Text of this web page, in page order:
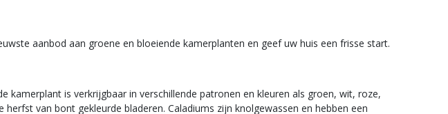
aanbod aan groene en bloeiende kamerplanten en geef uw huis een frisse start.
is verkrijgbaar in verschillende patronen en kleuren als groen, wit, roze,
van bont gekleurde bladeren. Caladiums zijn knolgewassen en hebben een